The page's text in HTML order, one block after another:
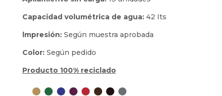
Capacidad volumétrica de agua:42 Its
lmpresión:Según muestra aprobada
Color:Según pedido
Producto 100% reciclado